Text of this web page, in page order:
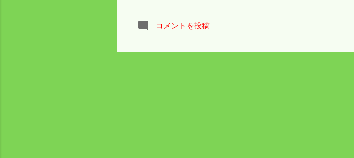
は シャクなのでこの時間にした。 田
コメントを投稿